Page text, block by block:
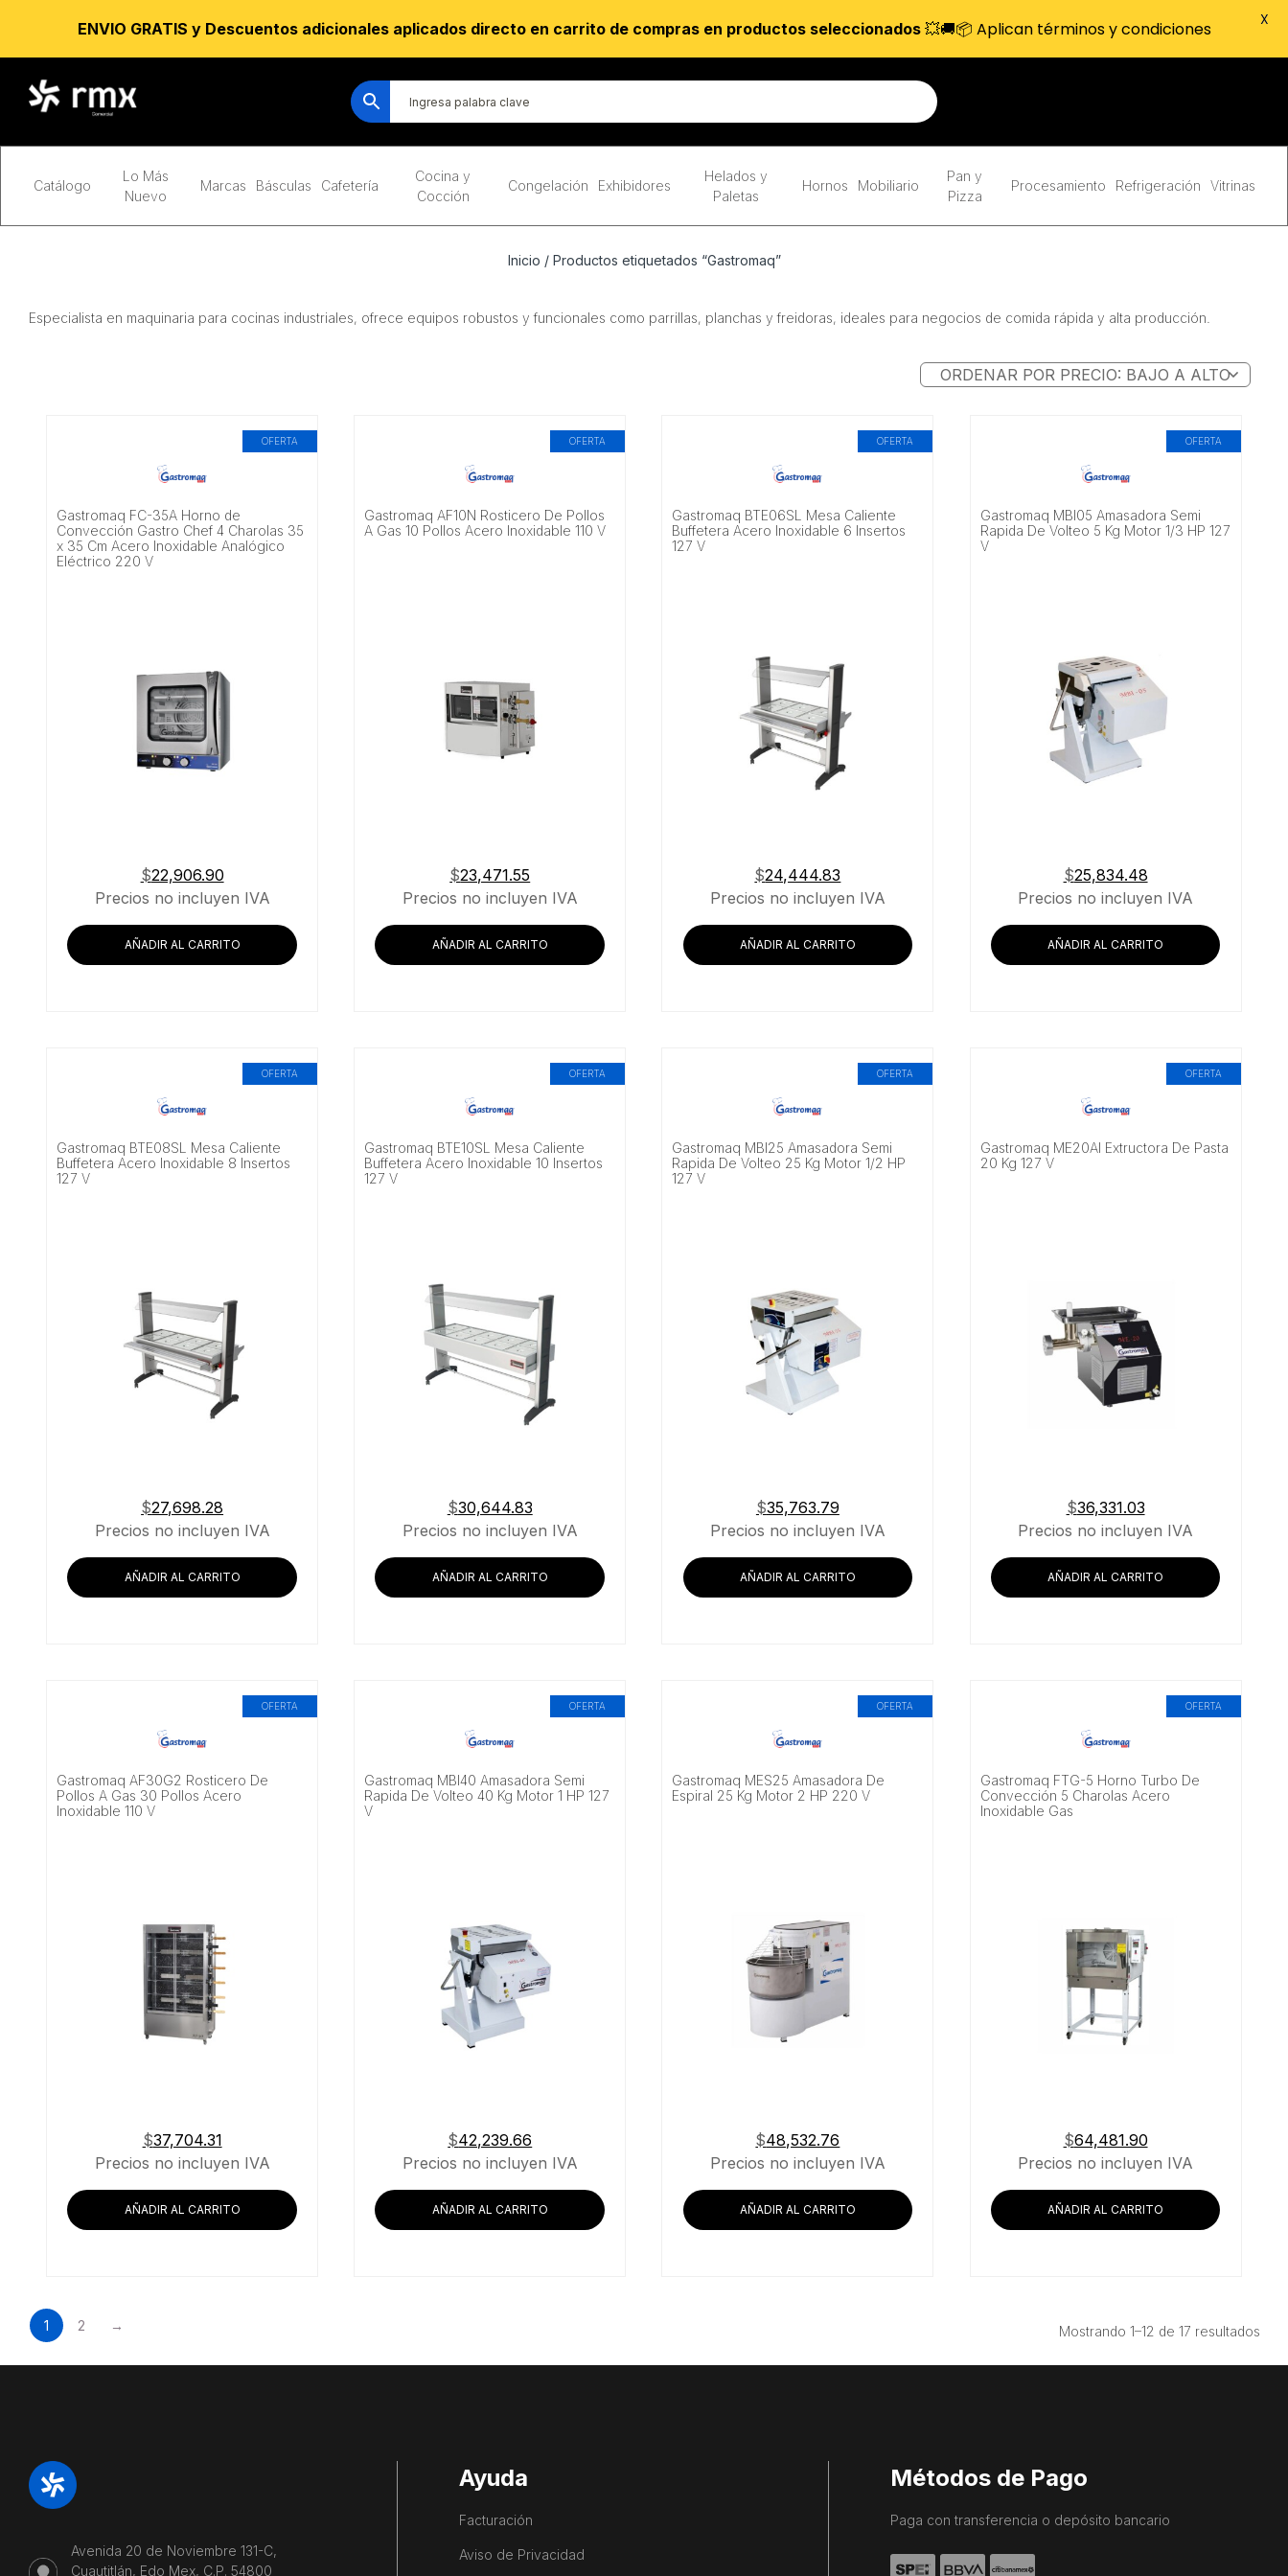
Catálogo
Lo Más
Nuevo
Marcas Básculas Cafetería
Cocina y
Cocción
Congelación Exhibidores
Helados y
Paletas
Hornos Mobiliario
Pan y
Pizza
Procesamiento Refrigeración Vitrinas
Inicio / Productos etiquetados “Gastromaq”
Especialista en maquinaria para cocinas industriales, ofrece equipos robustos y funcionales como parrillas, planchas y freidoras, ideales para negocios de comida rápida y alta producción.
OFERTA
Gastromaq FC-35A Horno de
Convección Gastro Chef 4 Charolas 35
x 35 Cm Acero Inoxidable Analógico
Eléctrico 220 V
$22,906.90
Precios no incluyen IVA
AÑADIR AL CARRITO
OFERTA
Gastromaq AF10N Rosticero De Pollos
A Gas 10 Pollos Acero Inoxidable 110 V
$23,471.55
Precios no incluyen IVA
AÑADIR AL CARRITO
OFERTA
Gastromaq BTE06SL Mesa Caliente
Buffetera Acero Inoxidable 6 Insertos
127 V
$24,444.83
Precios no incluyen IVA
AÑADIR AL CARRITO
OFERTA
Gastromaq MBI05 Amasadora Semi
Rapida De Volteo 5 Kg Motor 1/3 HP 127
V
$25,834.48
Precios no incluyen IVA
AÑADIR AL CARRITO
OFERTA
Gastromaq BTE08SL Mesa Caliente
Buffetera Acero Inoxidable 8 Insertos
127 V
$27,698.28
Precios no incluyen IVA
AÑADIR AL CARRITO
OFERTA
Gastromaq BTE10SL Mesa Caliente
Buffetera Acero Inoxidable 10 Insertos
127 V
$30,644.83
Precios no incluyen IVA
AÑADIR AL CARRITO
OFERTA
Gastromaq MBI25 Amasadora Semi
Rapida De Volteo 25 Kg Motor 1/2 HP
127 V
$35,763.79
Precios no incluyen IVA
AÑADIR AL CARRITO
OFERTA
Gastromaq ME20AI Extructora De Pasta
20 Kg 127 V
$36,331.03
Precios no incluyen IVA
AÑADIR AL CARRITO
OFERTA
Gastromaq AF30G2 Rosticero De
Pollos A Gas 30 Pollos Acero
Inoxidable 110 V
$37,704.31
Precios no incluyen IVA
AÑADIR AL CARRITO
OFERTA
Gastromaq MBI40 Amasadora Semi
Rapida De Volteo 40 Kg Motor 1 HP 127
V
$42,239.66
Precios no incluyen IVA
AÑADIR AL CARRITO
OFERTA
Gastromaq MES25 Amasadora De
Espiral 25 Kg Motor 2 HP 220 V
$48,532.76
Precios no incluyen IVA
AÑADIR AL CARRITO
OFERTA
Gastromaq FTG-5 Horno Turbo De
Convección 5 Charolas Acero
Inoxidable Gas
$64,481.90
Precios no incluyen IVA
AÑADIR AL CARRITO
1 2 → Mostrando 1–12 de 17 resultados
Avenida 20 de Noviembre 131-C,
Cuautitlán, Edo Mex, C.P. 54800
Ayuda
Facturación
Aviso de Privacidad
Métodos de Pago
Paga con transferencia o depósito bancario
ENVIO GRATIS y Descuentos adicionales aplicados directo en carrito de compras en productos seleccionados💥🚚📦 Aplican términos y condiciones X